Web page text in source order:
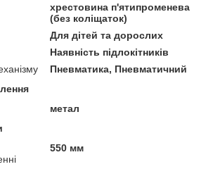
хрестовина п'ятипроменева
(без коліщаток)
Для дітей та дорослих
Наявність підлокітників
Пневматика, Пневматичний
метал
550 мм